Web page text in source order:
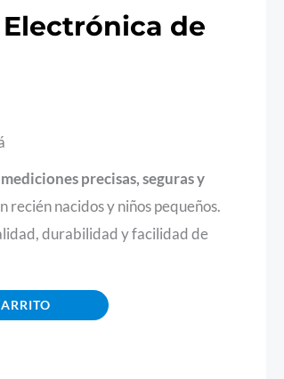
de
mediciones precisas, seguras y
recién nacidos y niños pequeños.
durabilidad y facilidad de